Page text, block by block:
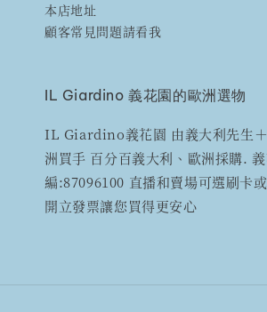
本店地址
顧客常見問題請看我
IL Giardino 義花園的歐洲選物
IL Giardino義花園 由義大利先生
洲買手 百分百義大利、歐洲採購.
編:87096100 直播和賣場可選刷卡
開立發票讓您買得更安心